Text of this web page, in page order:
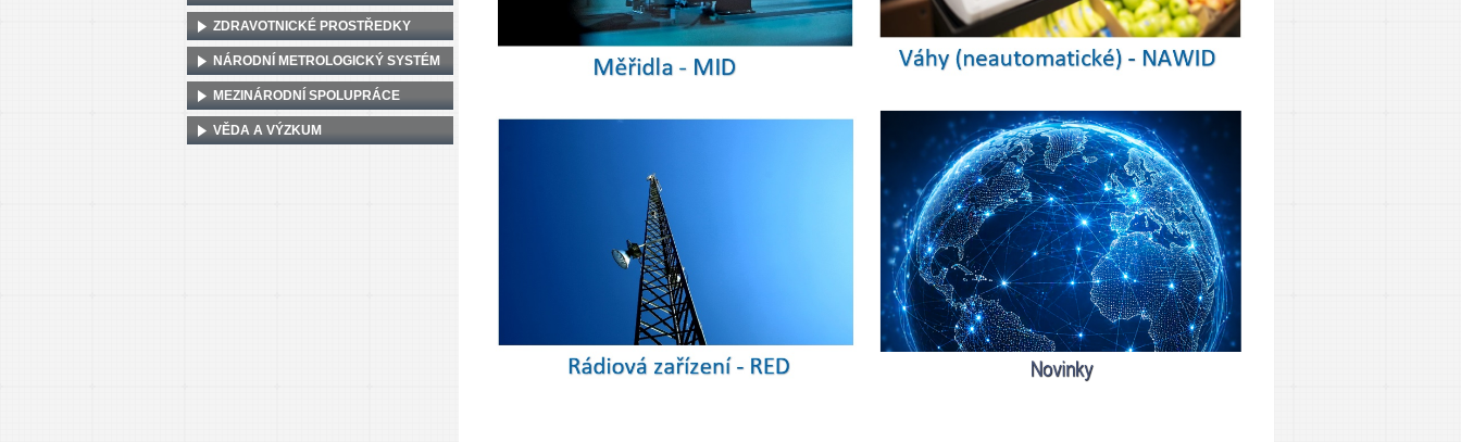
ZDRAVOTNICKÉ PROSTŘEDKY
NÁRODNÍ METROLOGICKÝ SYSTÉM
MEZINÁRODNÍ SPOLUPRÁCE
VĚDA A VÝZKUM